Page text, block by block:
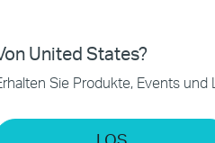
Häufig
Warum mein PoE-
den PoE-Switch
United States?
Sie Produkte, Events
Cookies
sind zur Funktion der
Marketing-Cookies